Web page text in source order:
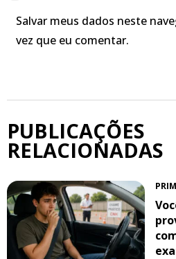
Salvar meus dados neste
vez que eu comentar.
PUBLICAÇÕES
RELACIONADAS